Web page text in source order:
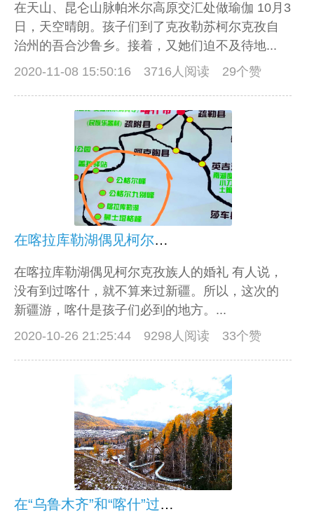
在天山、昆仑山脉帕米尔高原交汇处做瑜伽 10月3
日，天空晴朗。孩子们到了克孜勒苏柯尔克孜自
治州的吾合沙鲁乡。接着，又她们迫不及待地...
2020-11-08 15:50:16
3716人阅读 29个赞
在喀拉库勒湖偶见柯尔克孜族人的婚礼
在喀拉库勒湖偶见柯尔克孜族人的婚礼 有人说，
没有到过喀什，就不算来过新疆。所以，这次的
新疆游，喀什是孩子们必到的地方。...
2020-10-26 21:25:44
9298人阅读 33个赞
在“乌鲁木齐”和“喀什”过中秋国庆节